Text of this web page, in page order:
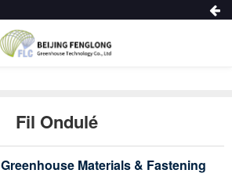
Fil Ondulé
Materials & Fastening